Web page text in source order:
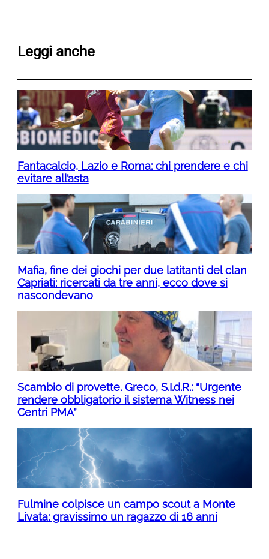
Leggi anche
Fantacalcio, Lazio e Roma: chi prendere e chi
evitare all’asta
Mafia, fine dei giochi per due latitanti del clan
Capriati: ricercati da tre anni, ecco dove si
nascondevano
Scambio di provette. Greco, S.I.d.R.: “Urgente
rendere obbligatorio il sistema Witness nei
Centri PMA”
Fulmine colpisce un campo scout a Monte
Livata: gravissimo un ragazzo di 16 anni